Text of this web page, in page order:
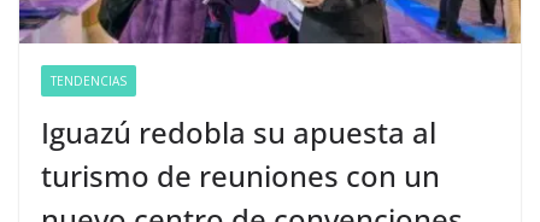
TENDENCIAS
Iguazú redobla su apuesta al
turismo de reuniones con un